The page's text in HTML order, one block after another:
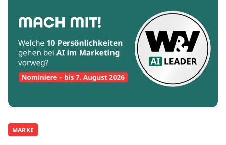
MARKE